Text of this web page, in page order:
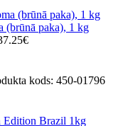
(brūnā paka), 1 kg
kods: 450-01796